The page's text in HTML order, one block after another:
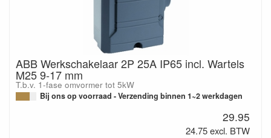
ABB Werkschakelaar 2P 25A IP65 incl. Wartels
M25 9-17 mm
T.b.v. 1-fase omvormer tot 5kW
Bij ons op voorraad - Verzending binnen 1~2 werkdagen
29.95
24.75 excl. BTW